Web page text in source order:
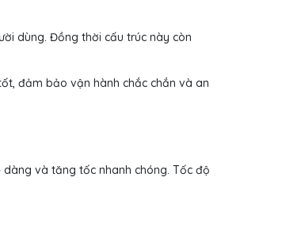
dùng. Đồng thời cấu trúc này còn
đảm bảo vận hành chắc chắn và an
và tăng tốc nhanh chóng. Tốc độ